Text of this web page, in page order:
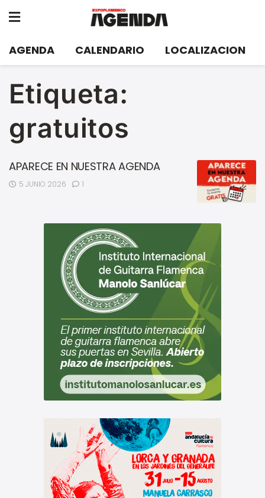
AGENDA CALENDARIO LOCALIZACION
Etiqueta:
gratuitos
APARECE EN NUESTRA AGENDA
5 JUNIO 2026 1